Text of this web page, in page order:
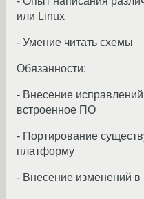
или Linux
- Умение читать схемы
Обязанности:
- Внесение
встроенное ПО
- Портирование
платформу
- Внесение изменений в